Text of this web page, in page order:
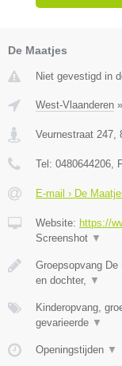
De Maatjes
Niet gevestigd in
West-Vlaanderen »
Veurnestraat 247
Tel: 0480644206 ,
E-mail › De
Website: https://
Screenshot ▼
Groepsopvang
en dochter,
▼
Kinderopvang,
gevarieerde ▼
Openingstijden ▼